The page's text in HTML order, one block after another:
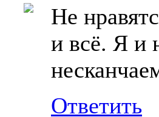
Не
и всё. Я и
Ответить